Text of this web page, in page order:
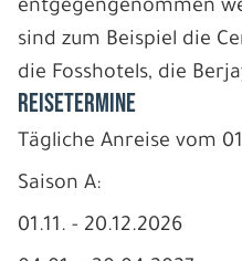
entgegengenommen
sind zum Beispiel die
die Fosshotels, die
REISETERMINE
Tägliche Anreise vom
Saison A:
01.11. - 20.12.2026